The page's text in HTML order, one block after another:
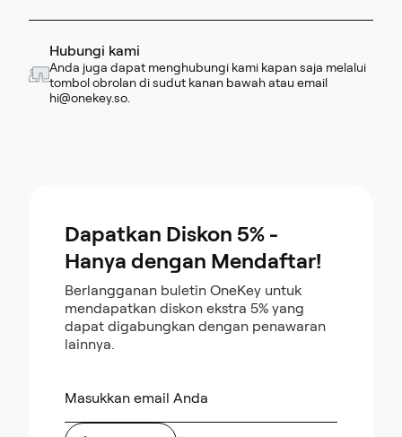
Hubungi kami
Anda juga dapat menghubungi kami kapan saja melalui
tombol obrolan di sudut kanan bawah atau email
hi@onekey.so.
Dapatkan Diskon 5% -
Hanya dengan Mendaftar!
Berlangganan buletin OneKey untuk
mendapatkan diskon ekstra 5% yang
dapat digabungkan dengan penawaran
lainnya.